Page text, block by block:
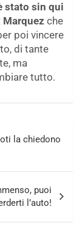
stato sin qui
Marquez che
poi vincere
di tante
ma
tutto.
la chiedono
puoi
l’auto!